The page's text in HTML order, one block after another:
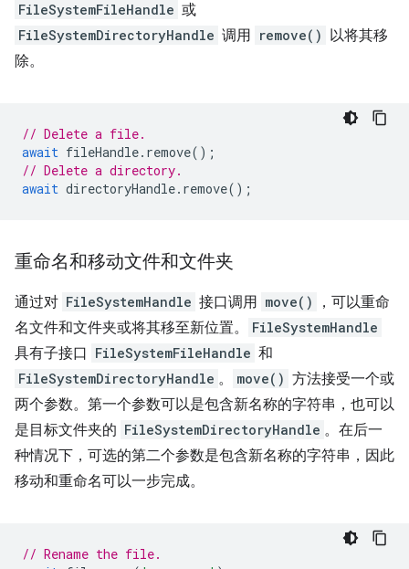
FileSystemFileHandle 或
FileSystemDirectoryHandle 调用 remove() 以将其移
除。
// Delete a file.
await fileHandle. remove();
// Delete a directory.
await directoryHandle. remove();
重命名和移动文件和文件夹
通过对 FileSystemHandle 接口调用 move()
，可以重命
名文件和文件夹或将其移至新位置。
FileSystemHandle
具有子接口 FileSystemFileHandle 和
FileSystemDirectoryHandle 。 move() 方法接受一个或
两个参数。第一个参数可以是包含新名称的字符串，也可以
是目标文件夹的 FileSystemDirectoryHandle 。在后一
种情况下，可选的第二个参数是包含新名称的字符串，因此
移动和重命名可以一步完成。
// Rename the file.